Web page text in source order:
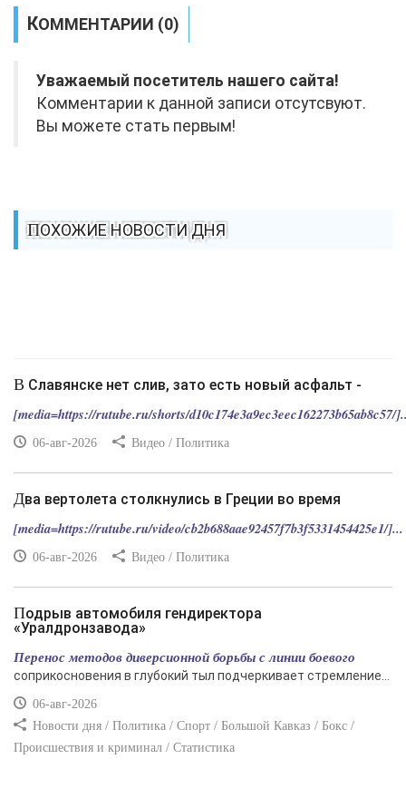
КОММЕНТАРИИ (0)
Уважаемый посетитель нашего сайта!
Комментарии к данной записи отсутсвуют.
Вы можете стать первым!
ПОХОЖИЕ НОВОСТИ ДНЯ
В Славянске нет слив, зато есть новый асфальт -
[media=https://rutube.ru/shorts/d10c174e3a9ec3eec162273b65ab8c57/
06-авг-2026 Видео / Политика
Два вертолета столкнулись в Греции во время
[media=https://rutube.ru/video/cb2b688aae92457f7b3f5331454425e1/]...
06-авг-2026 Видео / Политика
Подрыв автомобиля гендиректора
«Уралдронзавода»
Перенос методов диверсионной борьбы с линии боевого
соприкосновения в глубокий тыл подчеркивает стремление...
06-авг-2026
Новости дня / Политика / Спорт / Большой Кавказ / Бокс /
Происшествия и криминал / Статистика